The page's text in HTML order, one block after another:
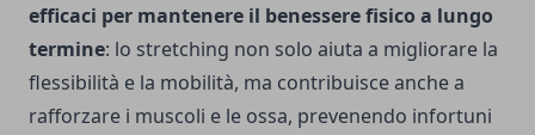
efficaci per mantenere il benessere fisico a lungo
termine: lo stretching non solo aiuta a migliorare la
flessibilità e la mobilità, ma contribuisce anche a
rafforzare i muscoli e le ossa, prevenendo infortuni